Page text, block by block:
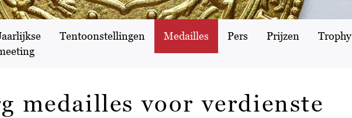
Tentoonstellingen Medailles Pers Prijzen Trophy
medailles voor verdienste